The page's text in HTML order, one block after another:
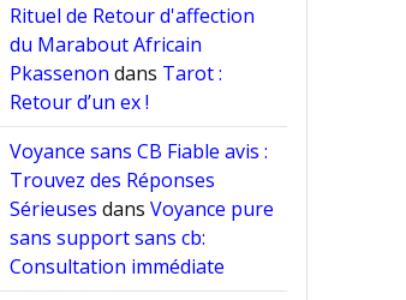
Rituel de Retour d'affection
du Marabout Africain
Pkassenon dans Tarot :
Retour d’un ex !
Voyance sans CB Fiable avis :
Trouvez des Réponses
Sérieuses dansVoyance pure
sans support sans cb:
Consultation immédiate